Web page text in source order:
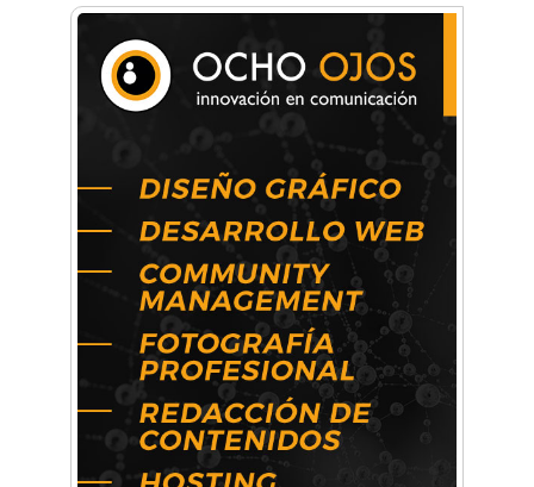
crecimiento personal
Arq. Horacio Alejandro Sánchez
Artística ApasionArte
Artística Veral
BAIC Ramos Mejía